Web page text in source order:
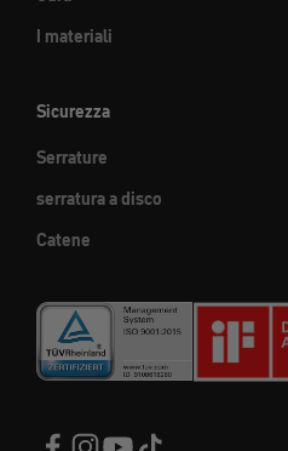
I materiali
Sicurezza
Serrature
serratura a disco
Catene